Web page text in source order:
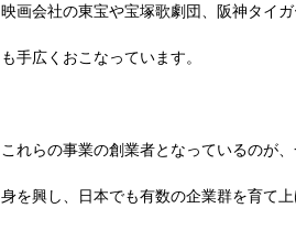
映画会社の東宝や宝塚歌劇団、阪神タイ
も手広くおこなっています。
これらの事業の創業者となっているのが
身を興し、日本でも有数の企業群を育て上